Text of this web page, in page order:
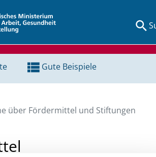
Gute Beispiele
über Fördermittel und Stiftungen